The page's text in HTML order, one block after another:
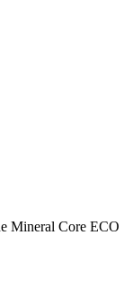
Mineral Core ЕСО